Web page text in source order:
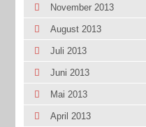
November 2013
August 2013
Juli 2013
Juni 2013
Mai 2013
April 2013